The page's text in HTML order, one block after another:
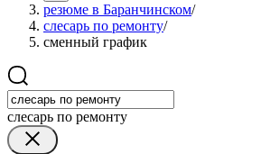
резюме в Баранчинском/
слесарь по ремонту/
сменный график
слесарь по ремонту